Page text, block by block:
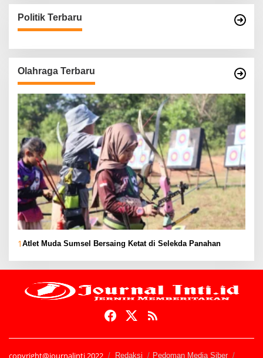
Politik Terbaru
Olahraga Terbaru
1 Atlet Muda Sumsel Bersaing Ketat di Selekda Panahan
copyright@journalinti 2022 Redaksi Pedoman Media Siber